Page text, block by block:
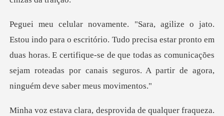
o precisa estar pronto em
duas horas. E certifique-se de que todas as comunicações
sej
eza.